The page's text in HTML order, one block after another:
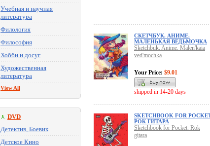
Учебная и научная
литература
Филология
Философия
Хобби и досуг
Художественная
литература
View All
DVD
Детектив, Боевик
Детское Кино
СКЕТЧБУК. АНИМЕ.
МАЛЕНЬКАЯ ВЕДЬМОЧКА
Sketchbuk. Anime. Malen'kaia
ved'mochka
Your Price: $9.01
shipped in 14-20 days
SKETCHBOOK FOR
РОК ГИТАРА
Sketchbook for Pocket. Rok
gitara